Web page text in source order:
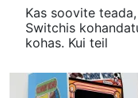
Kas soovite
Switchis
kohas. Kui teil